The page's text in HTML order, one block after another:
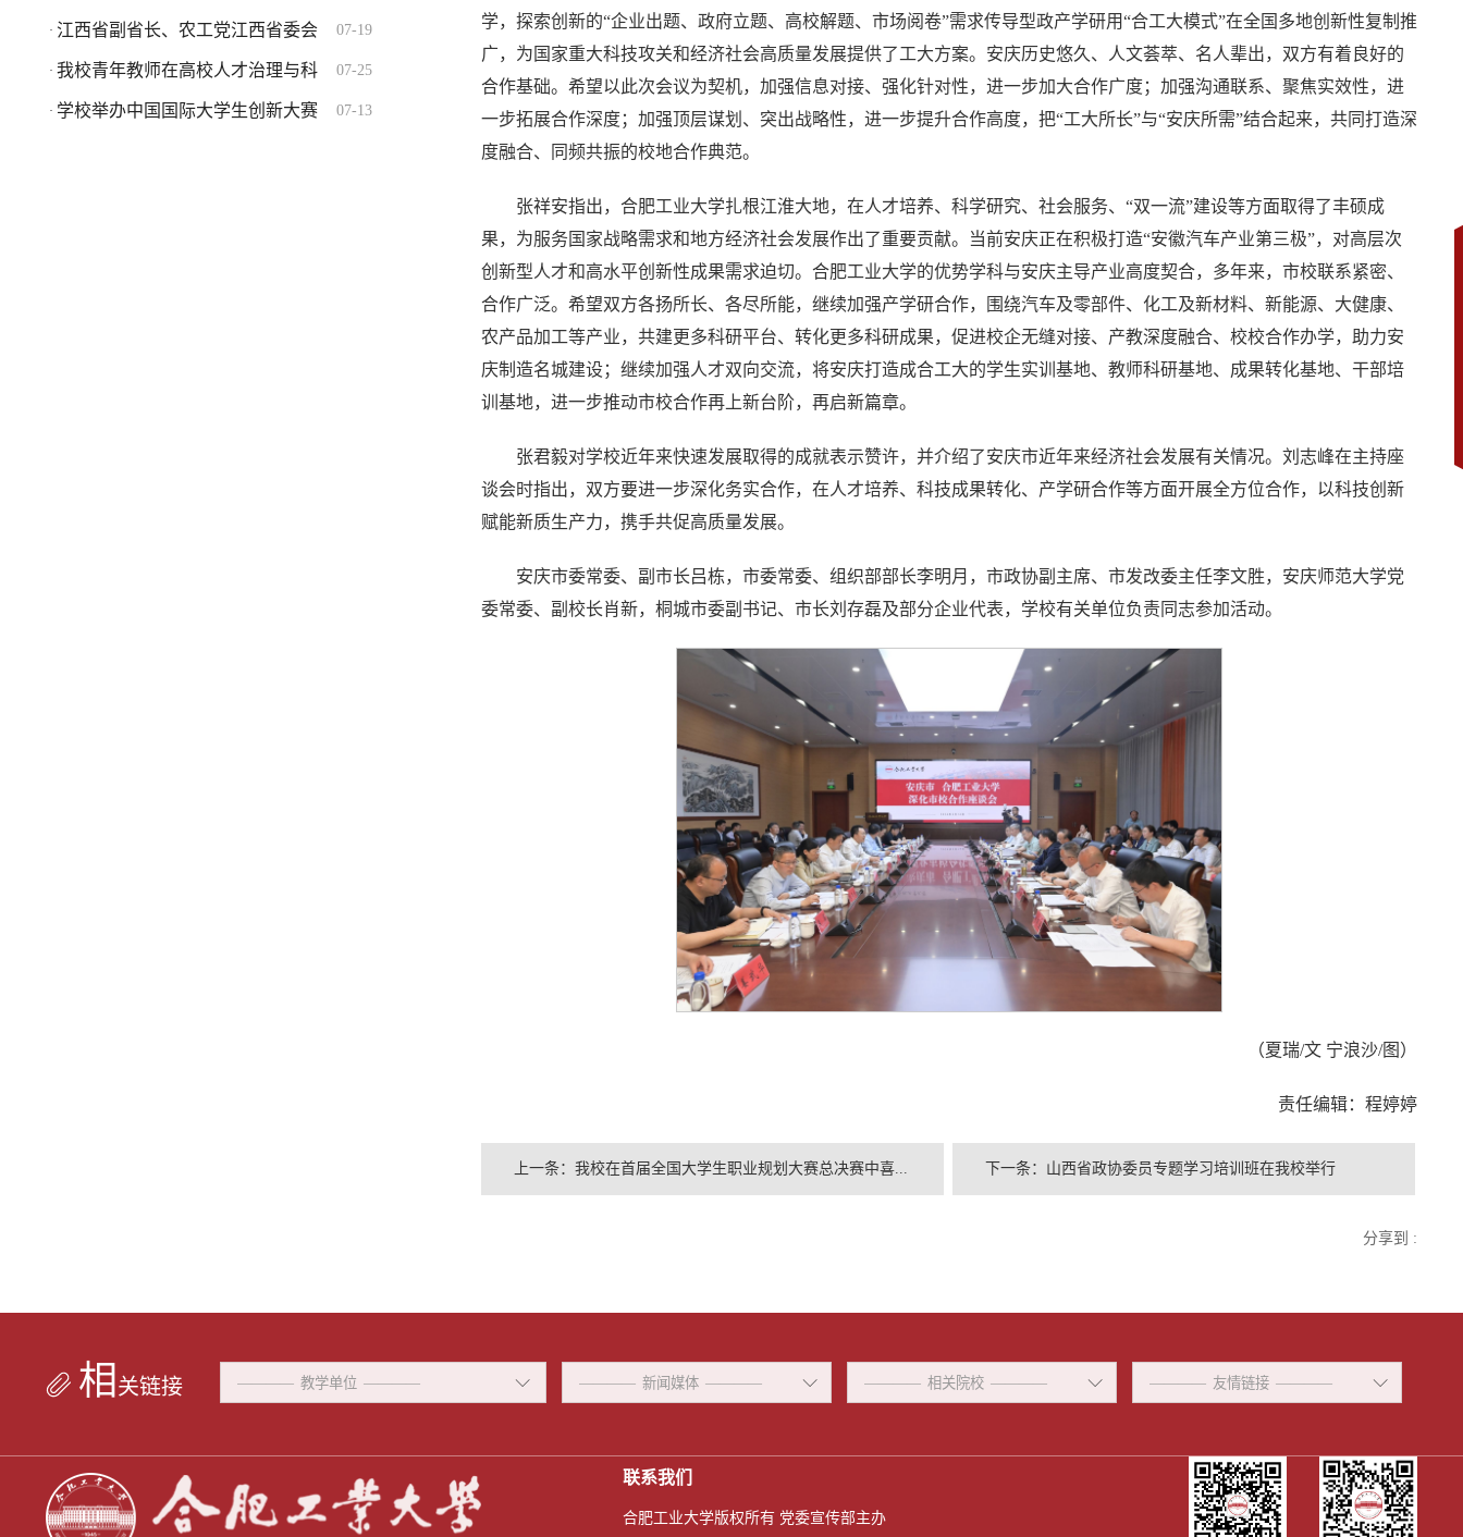
· 江西省副省长、农工党江西省委会 07-19
· 我校青年教师在高校人才治理与科 07-25
· 学校举办中国国际大学生创新大赛 07-13
学，探索创新的“企业出题、政府立题、高校解题、市场阅卷”需求传导型政产学研用“合工大模式”在全国多地创新性复制推
广，为国家重大科技攻关和经济社会高质量发展提供了工大方案。安庆历史悠久、人文荟萃、名人辈出，双方有着良好的
合作基础。希望以此次会议为契机，加强信息对接、强化针对性，进一步加大合作广度；加强沟通联系、聚焦实效性，进
一步拓展合作深度；加强顶层谋划、突出战略性，进一步提升合作高度，把“工大所长”与“安庆所需”结合起来，共同打造深
度融合、同频共振的校地合作典范。
张祥安指出，合肥工业大学扎根江淮大地，在人才培养、科学研究、社会服务、“双一流”建设等方面取得了丰硕成
果，为服务国家战略需求和地方经济社会发展作出了重要贡献。当前安庆正在积极打造“安徽汽车产业第三极”，对高层次
创新型人才和高水平创新性成果需求迫切。合肥工业大学的优势学科与安庆主导产业高度契合，多年来，市校联系紧密、
合作广泛。希望双方各扬所长、各尽所能，继续加强产学研合作，围绕汽车及零部件、化工及新材料、新能源、大健康、
农产品加工等产业，共建更多科研平台、转化更多科研成果，促进校企无缝对接、产教深度融合、校校合作办学，助力安
庆制造名城建设；继续加强人才双向交流，将安庆打造成合工大的学生实训基地、教师科研基地、成果转化基地、干部培
训基地，进一步推动市校合作再上新台阶，再启新篇章。
张君毅对学校近年来快速发展取得的成就表示赞许，并介绍了安庆市近年来经济社会发展有关情况。刘志峰在主持座
谈会时指出，双方要进一步深化务实合作，在人才培养、科技成果转化、产学研合作等方面开展全方位合作，以科技创新
赋能新质生产力，携手共促高质量发展。
安庆市委常委、副市长吕栋，市委常委、组织部部长李明月，市政协副主席、市发改委主任李文胜，安庆师范大学党
委常委、副校长肖新，桐城市委副书记、市长刘存磊及部分企业代表，学校有关单位负责同志参加活动。
（夏瑞/文 宁浪沙/图）
责任编辑：程婷婷
上一条： 我校在首届全国大学生职业规划大赛总决赛中喜... 下一条： 山西省政协委员专题学习培训班在我校举行
分享到 :
相 关链接
联系我们
合肥工业大学版权所有 党委宣传部主办